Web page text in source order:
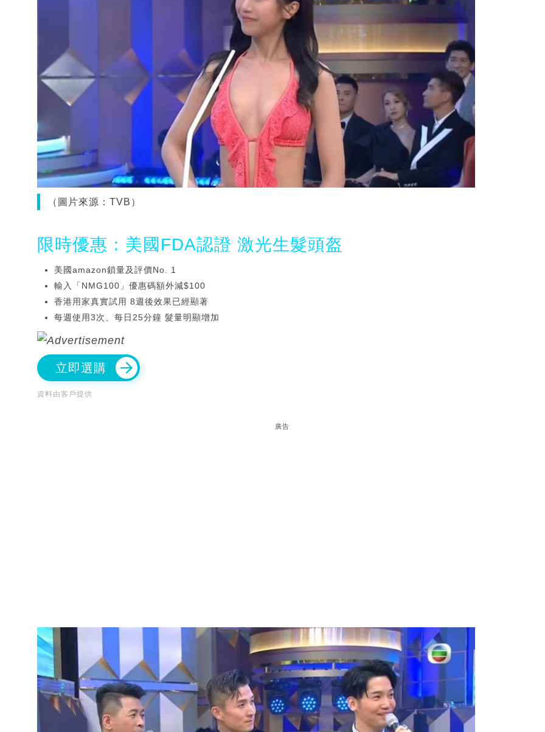
（圖片來源：TVB）
限時優惠：美國FDA認證 激光生髮頭盔
美國amazon鎖量及評價No. 1
輸入「NMG100」優惠碼額外減$100
香港用家真實試用 8週後效果已經顯著
每週使用3次、每日25分鐘 髮量明顯增加
立即選購
資料由客戶提供
廣告